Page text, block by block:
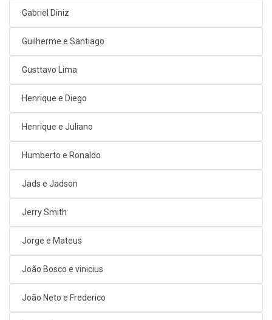
Gabriel Diniz
Guilherme e Santiago
Gusttavo Lima
Henrique e Diego
Henrique e Juliano
Humberto e Ronaldo
Jads e Jadson
Jerry Smith
Jorge e Mateus
João Bosco e vinicius
João Neto e Frederico